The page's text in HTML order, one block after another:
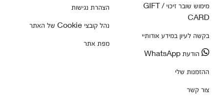
מימוש שובר זיכוי / GIFT
CARD
בקשה לעיון במידע אודותיי
הודעת WhatsApp
ההזמנות שלי
צור קשר
הצהרת נגישות
נהל קובצי Cookie של האתר
מפת אתר